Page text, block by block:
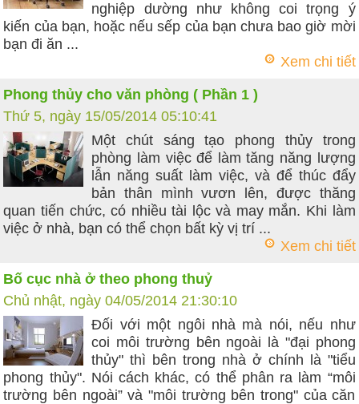
nghiệp dường như không coi trọng ý
kiến của bạn, hoặc nếu sếp của bạn chưa bao giờ mời
bạn đi ăn ...
Xem chi tiết
Phong thủy cho văn phòng ( Phần 1 )
Thứ 5, ngày 15/05/2014 05:10:41
Một chút sáng tạo phong thủy trong
phòng làm việc để làm tăng năng lượng
lẫn năng suất làm việc, và để thúc đẩy
bản thân mình vươn lên, được thăng
quan tiến chức, có nhiều tài lộc và may mắn. Khi làm
việc ở nhà, bạn có thể chọn bất kỳ vị trí ...
Xem chi tiết
Bố cục nhà ở theo phong thuỷ
Chủ nhật, ngày 04/05/2014 21:30:10
Đối với một ngôi nhà mà nói, nếu như
coi môi trường bên ngoài là "đại phong
thủy" thì bên trong nhà ở chính là "tiểu
phong thủy". Nói cách khác, có thể phân ra làm “môi
trường bên ngoài” và "môi trường bên trong" của căn